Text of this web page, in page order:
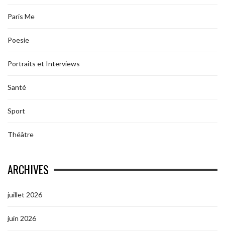
Paris Me
Poesie
Portraits et Interviews
Santé
Sport
Théâtre
ARCHIVES
juillet 2026
juin 2026